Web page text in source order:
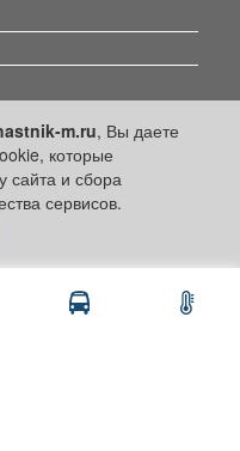
m.ru, Вы даете
которые
сайта и сбора
сервисов.
правах рекламы»,
за достоверность
материалах и